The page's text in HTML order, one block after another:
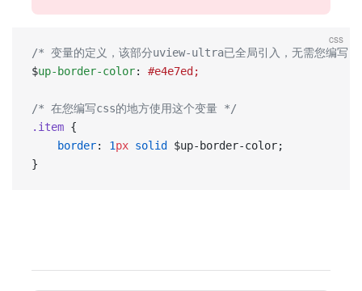
css
/* 变量的定义，该部分uview-ultra已全局引入，无需您编写
$up-border-color: #e4e7ed;
/* 在您编写css的地方使用这个变量 */
.item {
	border
: 1px solid
$up-border-color;
}